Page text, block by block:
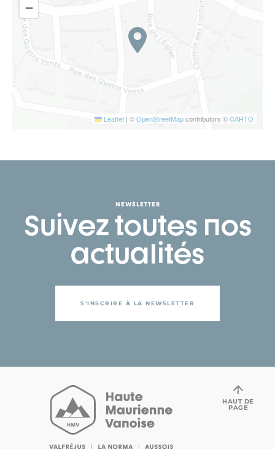
−
Leaflet | ©OpenStreetMapcontributors ©CARTO
NEWSLETTER
Suivez toutes nos
actualités
S'INSCRIRE À LA NEWSLETTER
HAUT DE
PAGE